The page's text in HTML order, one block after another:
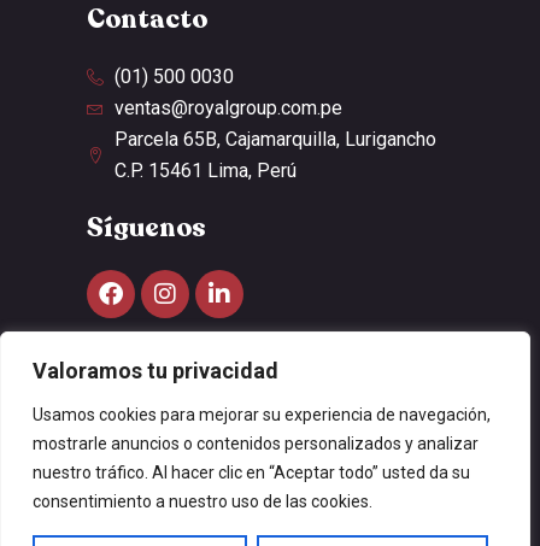
Valoramos tu privacidad
Usamos cookies para mejorar su experiencia de navegación,
mostrarle anuncios o contenidos personalizados y analizar
nuestro tráfico. Al hacer clic en “Aceptar todo” usted da su
consentimiento a nuestro uso de las cookies.
Contacto
(01) 500 0030
ventas@royalgroup.com.pe
Parcela 65B, Cajamarquilla, Lurigancho
C.P. 15461 Lima, Perú
Síguenos
Pack.
Copyright © 2023 Royal Paper & Pack